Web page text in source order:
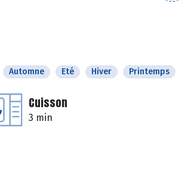
Automne Eté Hiver Printemps
Cuisson
3 min